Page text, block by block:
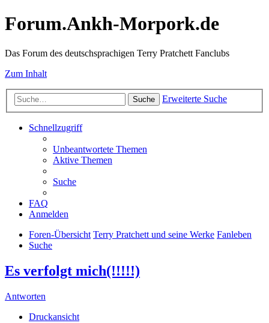
Forum.Ankh-Morpork.de
Das Forum des deutschsprachigen Terry Pratchett Fanclubs
Zum Inhalt
Suche Erweiterte Suche
Schnellzugriff
Unbeantwortete Themen
Aktive Themen
Suche
FAQ
Anmelden
Foren-Übersicht Terry Pratchett und seine Werke Fanleben
Suche
Es verfolgt mich(!!!!!)
Antworten
Druckansicht